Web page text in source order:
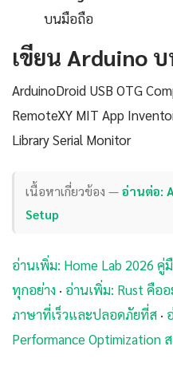
บนมือถือ
เขียน Arduino
ArduinoDroid USB OTG
RemoteXY MIT App
Library Serial Monitor
เนื้อหาเกี่ยวข้อง —อ่านต่อ:
Setup
อ่านเพิ่ม: Home Lab 2026 คู่
ทุกอย่าง · อ่านเพิ่ม: Rust คืออ
ภาษาที่เร็วและปลอดภัยที่ส ·
Performance Optimization